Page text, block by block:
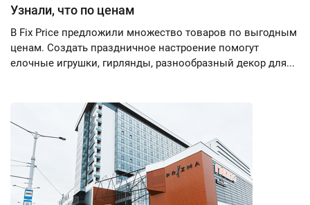
Узнали, что по ценам
В Fix Price предложили множество товаров по выгодным
ценам. Создать праздничное настроение помогут
елочные игрушки, гирлянды, разнообразный декор для...